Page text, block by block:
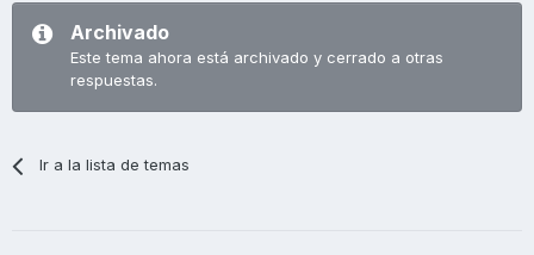
Archivado
Este tema ahora está archivado y cerrado a otras
respuestas.
Ir a la lista de temas